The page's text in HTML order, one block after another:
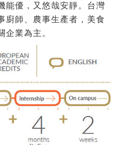
能優，又悠哉安靜。台灣
廚師、農事生產者，美食
業為主。